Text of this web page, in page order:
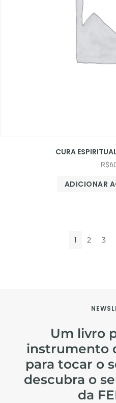
CURA
R$
ADICIONAR
1 2 3
Um livro
instrumento
para tocar o
descubra o
da